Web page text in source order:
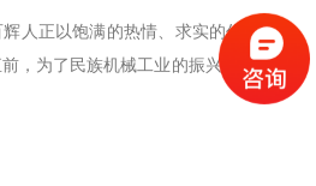
人正以饱满的热情、求实的作风，锐
，为了民族机械工业的振兴，为 了建